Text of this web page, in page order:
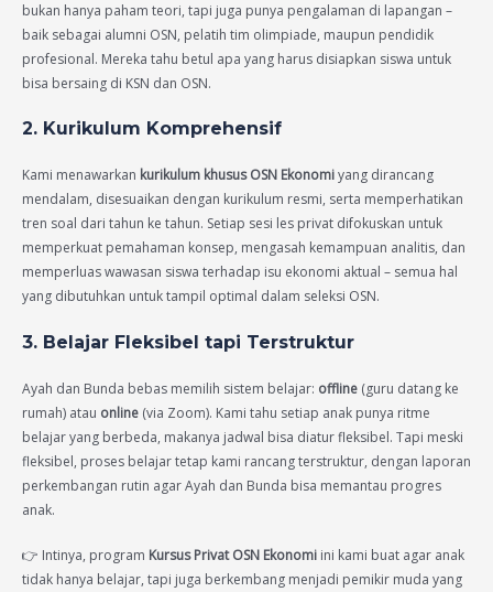
bukan hanya paham teori, tapi juga punya pengalaman di lapangan –
baik sebagai alumni OSN, pelatih tim olimpiade, maupun pendidik
profesional. Mereka tahu betul apa yang harus disiapkan siswa untuk
bisa bersaing di KSN dan OSN.
2. Kurikulum Komprehensif
Kami menawarkan kurikulum khusus OSN Ekonomiyang dirancang
mendalam, disesuaikan dengan kurikulum resmi, serta memperhatikan
tren soal dari tahun ke tahun. Setiap sesi les privat difokuskan untuk
memperkuat pemahaman konsep, mengasah kemampuan analitis, dan
memperluas wawasan siswa terhadap isu ekonomi aktual – semua hal
yang dibutuhkan untuk tampil optimal dalam seleksi OSN.
3. Belajar Fleksibel tapi Terstruktur
Ayah dan Bunda bebas memilih sistem belajar: offline (guru datang ke
rumah) atau online (via Zoom). Kami tahu setiap anak punya ritme
belajar yang berbeda, makanya jadwal bisa diatur fleksibel. Tapi meski
fleksibel, proses belajar tetap kami rancang terstruktur, dengan laporan
perkembangan rutin agar Ayah dan Bunda bisa memantau progres
anak.
👉 Intinya, program Kursus Privat OSN Ekonomi ini kami buat agar anak
tidak hanya belajar, tapi juga berkembang menjadi pemikir muda yang